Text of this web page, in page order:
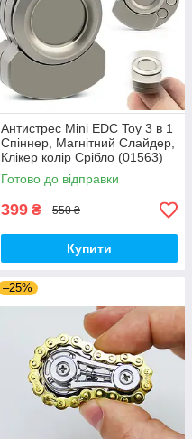
Антистрес Mini EDC Toy 3 в 1
Спіннер, Магнітний Слайдер,
Клікер колір Срібло (01563)
Готово до відправки
399 ₴ 550 ₴
Купити
–25%